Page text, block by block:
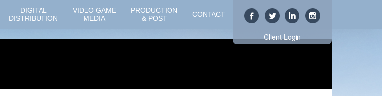
Client Login
DIGITAL
DISTRIBUTION
VIDEO GAME
MEDIA
PRODUCTION
& POST
CONTACT